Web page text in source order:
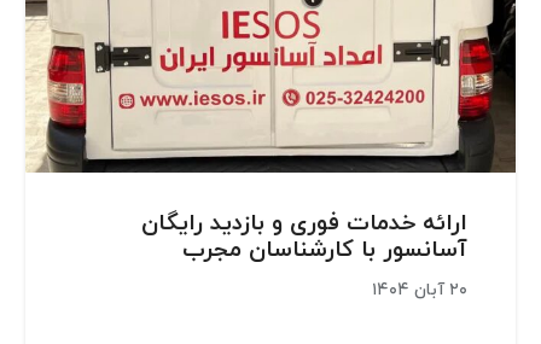
ارائه خدمات فوری و بازدید رایگان
آسانسور با کارشناسان مجرب
۲۰ آبان ۱۴۰۴